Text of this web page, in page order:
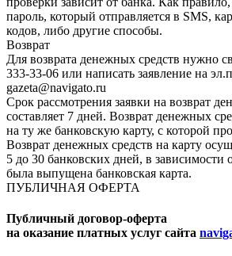
пароль, который отправляется в SMS,
кодов, либо другие способы.
Возврат
Для возврата денежных средств нужно
333-33-06 или написать заявление на
gazeta@navigato.ru
Срок рассмотрения заявки на возврат
составляет 7 дней. Возврат денежных
на ту же банковскую карту, с которой
Возврат денежных средств на карту
5 до 30 банковских дней, в зависимости
была выпущена банковская карта.
ПУБЛИЧНАЯ ОФЕРТА
Публичный договор-оферта
на оказание платных услуг сайта